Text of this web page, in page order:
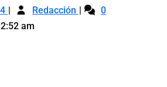
un
Enero
16,
Redacción CEMDOE
0
am